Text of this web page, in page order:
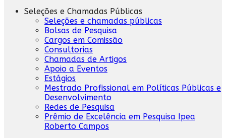
Seleções e Chamadas Públicas
Seleções e chamadas públicas
Bolsas de Pesquisa
Cargos em Comissão
Consultorias
Chamadas de Artigos
Apoio a Eventos
Estágios
Mestrado Profissional em Políticas Públicas e
Desenvolvimento
Redes de Pesquisa
Prêmio de Excelência em Pesquisa Ipea
Roberto Campos